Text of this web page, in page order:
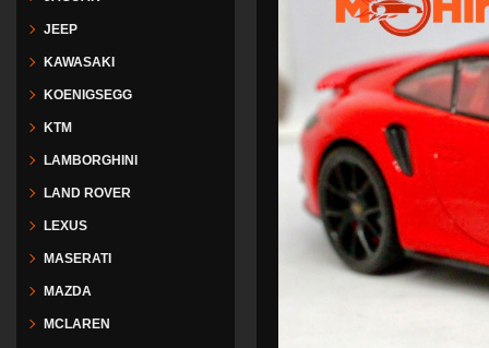
JEEP
KAWASAKI
KOENIGSEGG
KTM
LAMBORGHINI
LAND ROVER
LEXUS
MASERATI
MAZDA
MCLAREN